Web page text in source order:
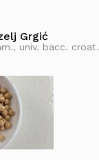
Grgić
univ. bacc. croat.